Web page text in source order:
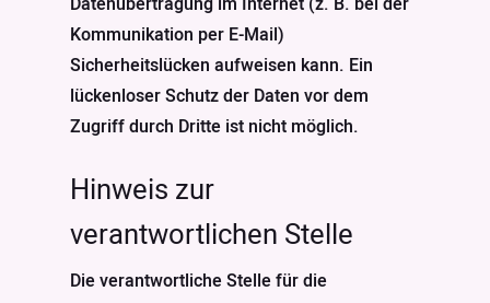
Kommunikation per E-Mail)
Sicherheitslücken aufweisen kann. Ein
lückenloser Schutz der Daten vor dem
Zugriff durch Dritte ist nicht möglich.
Hinweis zur
verantwortlichen Stelle
Die verantwortliche Stelle für die